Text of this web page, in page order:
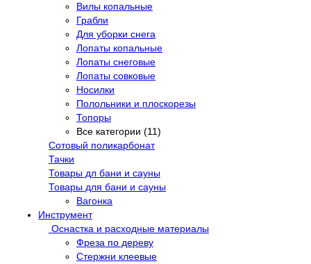
Вилы копальные
Грабли
Для уборки снега
Лопаты копальные
Лопаты снеговые
Лопаты совковые
Носилки
Полольники и плоскорезы
Топоры
Все категории (11)
Сотовый поликарбонат
Тачки
Товары дл бани и сауны
Товары для бани и сауны
Вагонка
Инструмент
Оснастка и расходные материалы
Фреза по дереву
Стержни клеевые